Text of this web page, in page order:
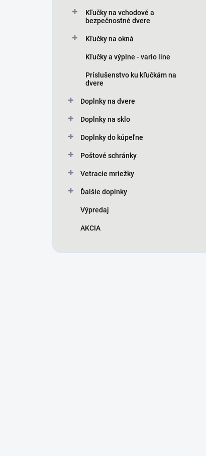
Kľučky na vchodové a
bezpečnostné dvere
Kľučky na okná
Kľučky a výplne - vario line
Príslušenstvo ku kľučkám na
dvere
Doplnky na dvere
Doplnky na sklo
Doplnky do kúpeľne
Poštové schránky
Vetracie mriežky
Ďalšie doplnky
Výpredaj
AKCIA